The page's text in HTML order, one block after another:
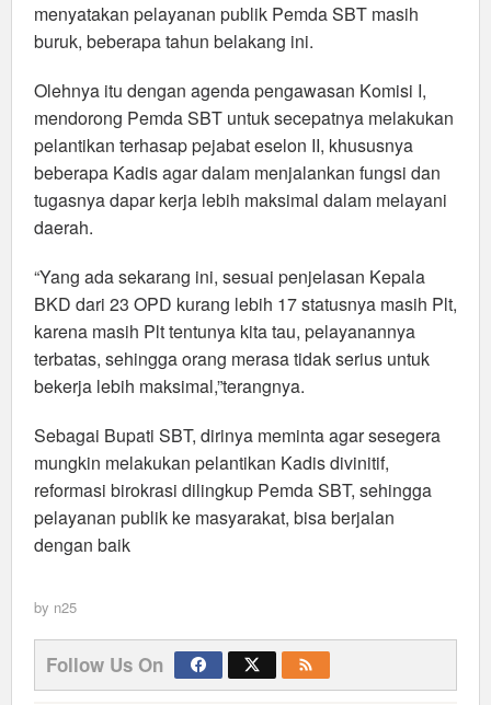
menyatakan pelayanan publik Pemda SBT masih
buruk, beberapa tahun belakang ini.
Olehnya itu dengan agenda pengawasan Komisi I,
mendorong Pemda SBT untuk secepatnya melakukan
pelantikan terhasap pejabat eselon II, khususnya
beberapa Kadis agar dalam menjalankan fungsi dan
tugasnya dapar kerja lebih maksimal dalam melayani
daerah.
“Yang ada sekarang ini, sesuai penjelasan Kepala
BKD dari 23 OPD kurang lebih 17 statusnya masih Plt,
karena masih Plt tentunya kita tau, pelayanannya
terbatas, sehingga orang merasa tidak serius untuk
bekerja lebih maksimal,”terangnya.
Sebagai Bupati SBT, dirinya meminta agar sesegera
mungkin melakukan pelantikan Kadis divinitif,
reformasi birokrasi dilingkup Pemda SBT, sehingga
pelayanan publik ke masyarakat, bisa berjalan
dengan baik
by n25
Follow Us On